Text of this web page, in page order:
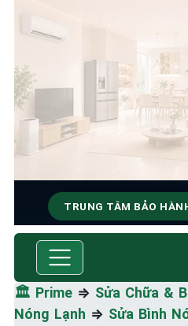
TRUNG TÂM BẢO
SỬA CHỮA &
Tốc Độ Tối Đa • Chất
🏛️ Prime ⇒ Sửa Chữa &
Nóng Lạnh ⇒ Sửa Bình